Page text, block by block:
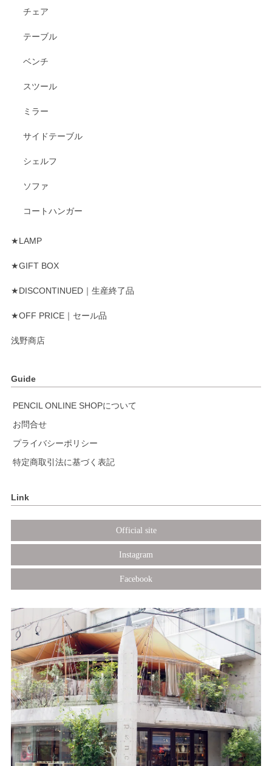
チェア
テーブル
ベンチ
スツール
ミラー
サイドテーブル
シェルフ
ソファ
コートハンガー
★LAMP
★GIFT BOX
★DISCONTINUED｜生産終了品
★OFF PRICE｜セール品
浅野商店
Guide
PENCIL ONLINE SHOPについて
お問合せ
プライバシーポリシー
特定商取引法に基づく表記
Link
Official site
Instagram
Facebook